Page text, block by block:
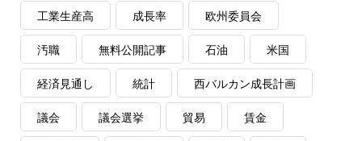
工業生産高 成長率 欧州委員会
汚職 無料公開記事 石油 米国
経済見通し 統計 西バルカン成長計画
議会 議会選挙 貿易 賃金